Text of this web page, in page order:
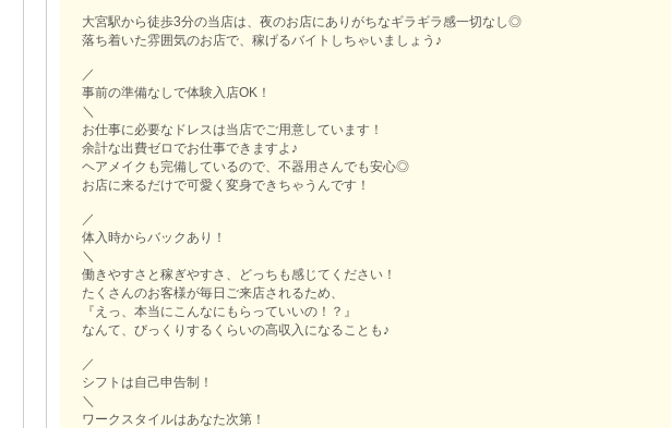
大宮駅から徒歩3分の当店は、夜のお店にありがちなギラギラ感一切なし◎
落ち着いた雰囲気のお店で、稼げるバイトしちゃいましょう♪
／
事前の準備なしで体験入店OK！
＼
お仕事に必要なドレスは当店でご用意しています！
余計な出費ゼロでお仕事できますよ♪
ヘアメイクも完備しているので、不器用さんでも安心◎
お店に来るだけで可愛く変身できちゃうんです！
／
体入時からバックあり！
＼
働きやすさと稼ぎやすさ、どっちも感じてください！
たくさんのお客様が毎日ご来店されるため、
『えっ、本当にこんなにもらっていいの！？』
なんて、びっくりするくらいの高収入になることも♪
／
シフトは自己申告制！
＼
ワークスタイルはあなた次第！